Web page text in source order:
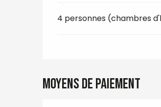
4 personnes (chambres
Moyens de paiement